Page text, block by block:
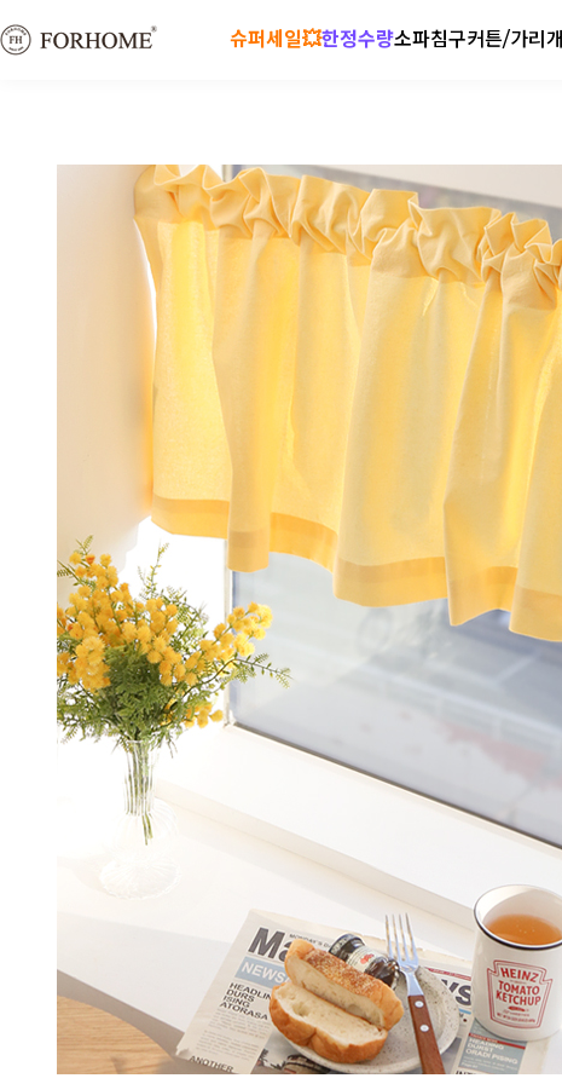
슈퍼세일💥한정수량소파침구커튼/가리개